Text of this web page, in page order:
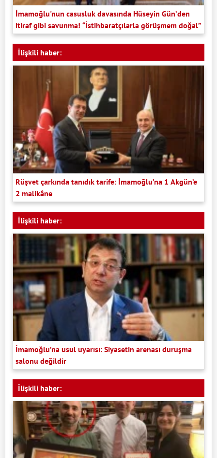
İmamoğlu'nun casusluk davasında Hüseyin Gün’den
itiraf gibi savunma! “İstihbaratçılarla görüşmem doğal”
İlişkili haber:
Rüşvet çarkında tanıdık tarife: İmamoğlu’na 1 Akgün’e
2 malikâne
İlişkili haber:
İmamoğlu’na usul uyarısı: Siyasetin arenası duruşma
salonu değildir
İlişkili haber: